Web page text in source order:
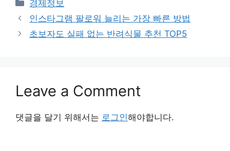
경제정보
인스타그램 팔로워 늘리는 가장 빠른 방법
초보자도 실패 없는 반려식물 추천 TOP5
Leave a Comment
댓글을 달기 위해서는 로그인해야합니다.